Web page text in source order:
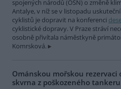
spojených národů (OSN) o změně
Antalye, v níž se v listopadu
cyklistů je dopravit na konferenci
cyklistické dopravy. V Praze stráví
osobně přivítala náměstkyně
Komrsková.
Ománskou mořskou rezervaci
skvrna z poškozeného tankeru